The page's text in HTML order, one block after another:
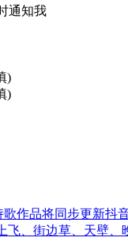
通知我
)
)
作品将同步更新抖
飞、街边草、天壁、